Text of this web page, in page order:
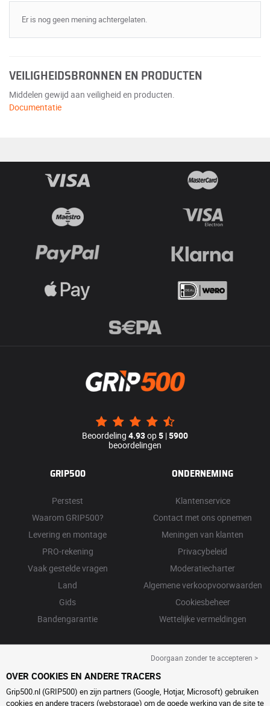
Er is nog geen mening achtergelaten.
VEILIGHEIDSBRONNEN EN PRODUCTEN
Middelen gewijd aan veiligheid en producten.
Documentatie
Beoordeling 4.93op5 |5900
beoordelingen
GRIP500
Perstest
Waarom GRIP500?
Levering en montage
PRO-rekening
Vaak gestelde vragen
Land
Gids
Bandengarantie
ONDERNEMING
Klantenservice
Contact met ons opnemen
Meningen van klanten
Privacybeleid
Moderatiecharter
Algemene verkoopvoorwaarden
Cookiesbeheer
Wettelijke vermeldingen
Doorgaan zonder te accepteren >
OVER COOKIES EN ANDERE TRACERS
Grip500.nl (GRIP500) en zijn partners (Google, Hotjar, Microsoft) gebruiken
cookies en andere tracers (webstorage) om de goede werking van de site te